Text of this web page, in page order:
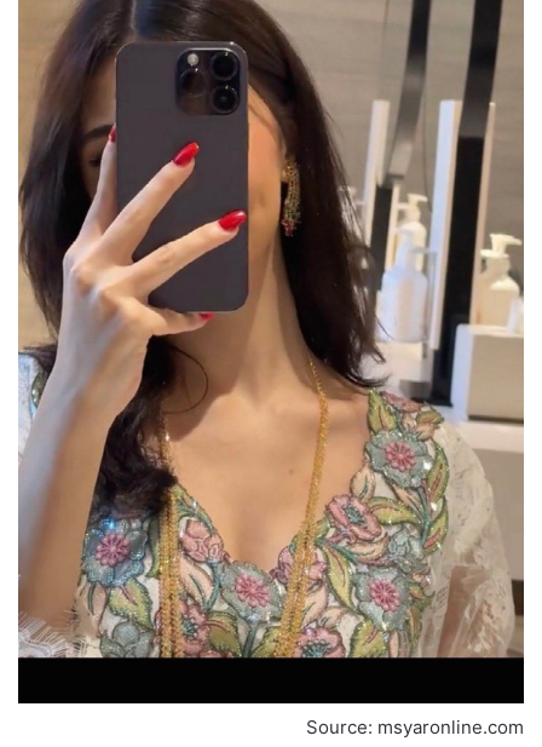
Source: msyaronline.com